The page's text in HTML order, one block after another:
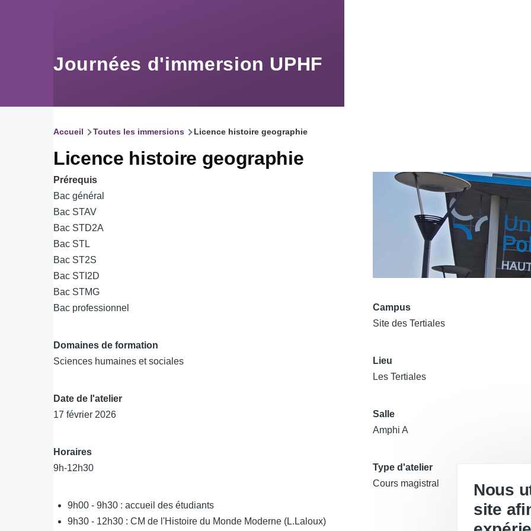
Journées d'immersion UPHF
d'Ariane
Accueil Toutes les immersions Licence histoire geographie
Licence histoire geographie
Prérequis
Bac général
Bac STAV
Bac STD2A
Bac STL
Bac ST2S
Bac STI2D
Bac STMG
Bac professionnel
Domaines de formation
Sciences humaines et sociales
Date de l'atelier
17 février 2026
Horaires
9h-12h30
9h00 - 9h30 : accueil des étudiants
9h30 - 12h30 : CM de l'Histoire du Monde Moderne (L.Laloux)
Campus
Site des Tertiales
Lieu
Les Tertiales
Salle
Amphi A
Type d'atelier
Cours magistral
Nous
site